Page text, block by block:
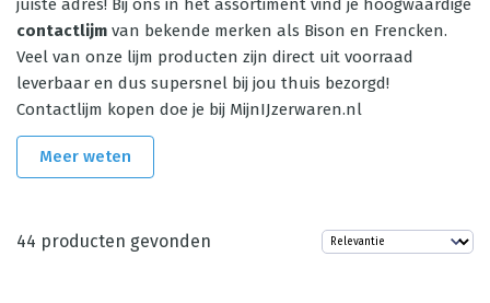
juiste adres! Bij ons in het assortiment vind je hoogwaardige
contactlijm van bekende merken als Bison en Frencken.
Veel van onze lijm producten zijn direct uit voorraad
leverbaar en dus supersnel bij jou thuis bezorgd!
Contactlijm kopen doe je bij MijnIJzerwaren.nl
Meer weten
44 producten gevonden